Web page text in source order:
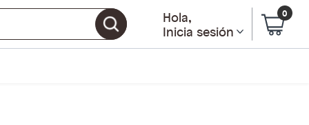
Hola,
Inicia sesión
0